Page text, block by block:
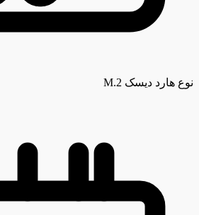
نوع هارد دیسک M.2